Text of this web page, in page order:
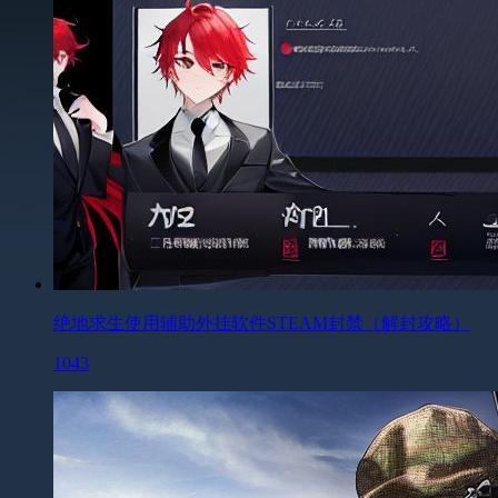
绝地求生使用辅助外挂软件STEAM封禁（解封攻略）
1043